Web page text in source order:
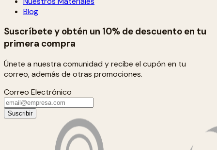
Blog
Suscríbete y obtén un 10% de descuento en tu
primera compra
Únete a nuestra comunidad y recibe el cupón en tu
correo, además de otras promociones.
Correo Electrónico
Suscribir